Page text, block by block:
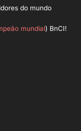
do mundo
mundial) BnCI!